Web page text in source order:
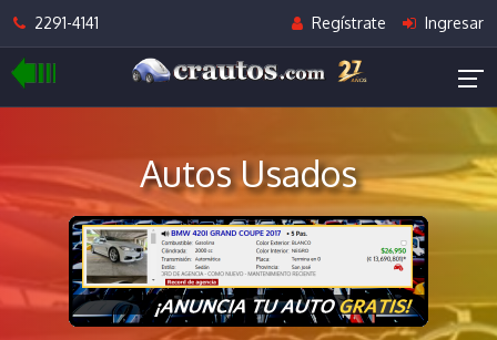
2291-4141 Regístrate Ingresar
Autos Usados